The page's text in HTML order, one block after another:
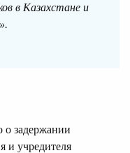
в Казахстане и
задержании
и учредителя